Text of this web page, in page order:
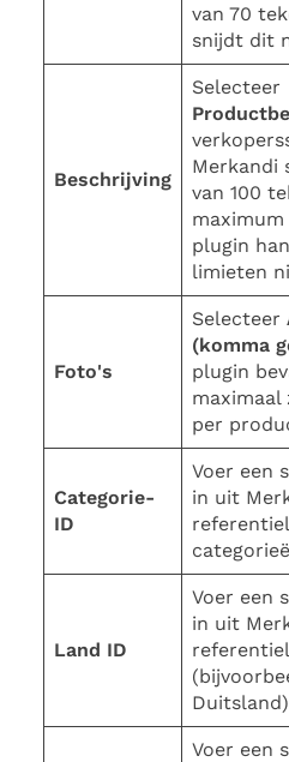
van 70
snijdt dit
Beschrijving
Selecteer
Merkandi
van 100
plugin
limieten
Foto's
Selecteer
(komma
plugin
maximaal
per
Categorie-
ID
Voer een
in uit
Land ID
Voer een
in uit
Voer een